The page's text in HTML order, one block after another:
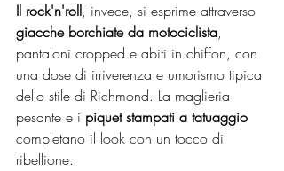
Il rock'n'roll, invece, si esprime attraverso
giacche borchiate da motociclista,
pantaloni cropped e abiti in chiffon, con
una dose di irriverenza e umorismo tipica
dello stile di Richmond. La maglieria
pesante e i piquet stampati a tatuaggio
completano il look con un tocco di
ribellione.